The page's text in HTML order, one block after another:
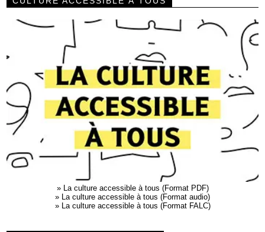
»
La culture accessible à tous (Format PDF)
»
La culture accessible à tous (Format audio)
»
La culture accessible à tous (Format FALC)